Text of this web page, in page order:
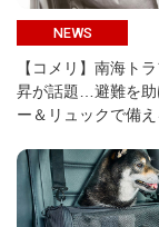
NEWS
【コメリ】南海ト
昇が話題…避難を助
ー＆リュックで備え